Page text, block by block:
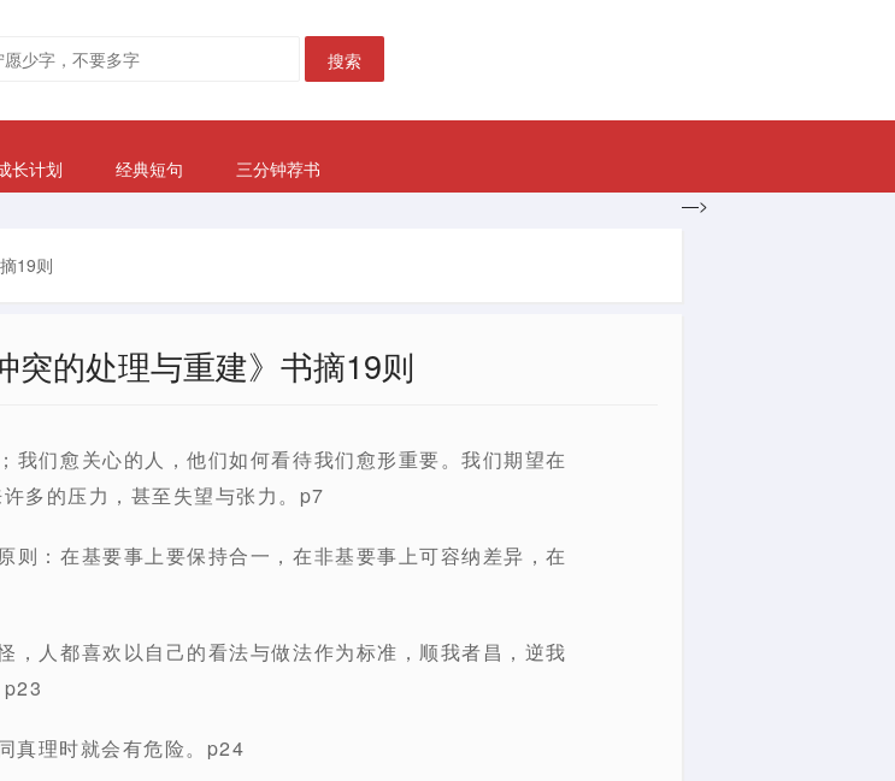
搜索
长计划 经典短句
三分钟荐书
—>
19则
突的处理与重建》书摘19则
我们愈关心的人，他们如何看待我们愈形重要。我们期望在
多的压力，甚至失望与张力。p7
则：在基要事上要保持合一，在非基要事上可容纳差异，在
，人都喜欢以自己的看法与做法作为标准，顺我者昌，逆我
真理时就会有危险。p24